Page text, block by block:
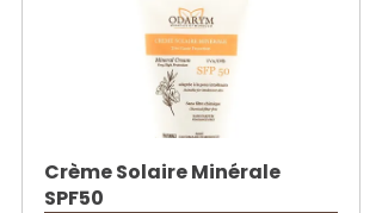
Crème Solaire Minérale
SPF50